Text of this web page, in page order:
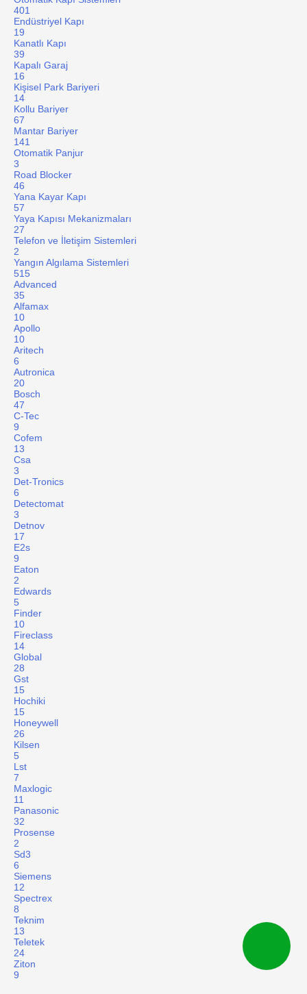
401
Endüstriyel Kapı
19
Kanatlı Kapı
39
Kapalı Garaj
16
Kişisel Park Bariyeri
14
Kollu Bariyer
67
Mantar Bariyer
141
Otomatik Panjur
3
Road Blocker
46
Yana Kayar Kapı
57
Yaya Kapısı Mekanizmaları
27
Telefon ve İletişim Sistemleri
2
Yangın Algılama Sistemleri
515
Advanced
35
Alfamax
10
Apollo
10
Aritech
6
Autronica
20
Bosch
47
C-Tec
9
Cofem
13
Csa
3
Det-Tronics
6
Detectomat
3
Detnov
17
E2s
9
Eaton
2
Edwards
5
Finder
10
Fireclass
14
Global
28
Gst
15
Hochiki
15
Honeywell
26
Kilsen
5
Lst
7
Maxlogic
11
Panasonic
32
Prosense
2
Sd3
6
Siemens
12
Spectrex
8
Teknim
13
Teletek
24
Ziton
9